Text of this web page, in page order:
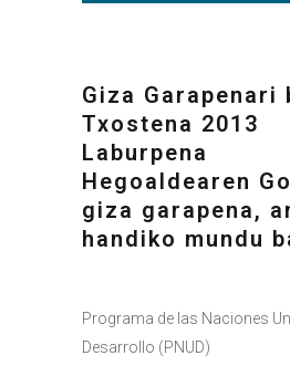
Giza Garapenari
Txostena 2013
Laburpena
Hegoaldearen
giza garapena,
handiko mundu
Programa de las Naciones
Desarrollo (PNUD)